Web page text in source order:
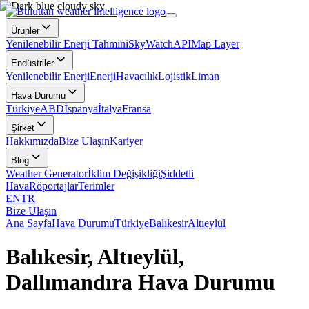
Ürünler
Yenilenebilir Enerji TahminiSkyWatchAPIMap Layer
Endüstriler
Yenilenebilir EnerjiEnerjiHavacılıkLojistikLiman
Hava Durumu
TürkiyeABDİspanyaİtalyaFransa
Şirket
HakkımızdaBize UlaşınKariyer
Blog
Weather Generatorİklim DeğişikliğiŞiddetli
HavaRöportajlarTerimler
ENTR
Bize Ulaşın
Ana SayfaHava DurumuTürkiyeBalıkesirAltıeylül
Balıkesir, Altıeylül,
Dallımandıra Hava Durumu